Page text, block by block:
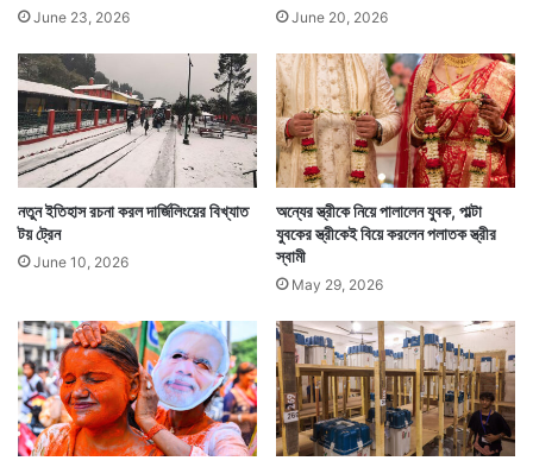
June 23, 2026 June 20, 2026
নতুন ইতিহাস রচনা করল দার্জিলিংয়ের বিখ্যাত
টয় ট্রেন
June 10, 2026
অন্যের স্ত্রীকে নিয়ে পালালেন যুবক, পাল্টা
যুবকের স্ত্রীকেই বিয়ে করলেন পলাতক স্ত্রীর
স্বামী
May 29, 2026